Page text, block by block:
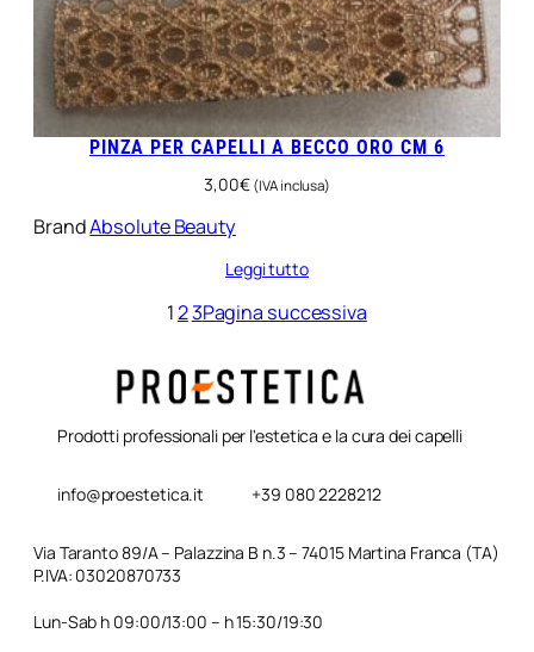
PINZA PER CAPELLI A BECCO ORO CM 6
3,00€ (IVA inclusa)
BrandAbsolute Beauty
Leggi tutto
123Pagina successiva
Prodotti professionali per l'estetica e la cura dei capelli
info@proestetica.it +39 080 2228212
Via Taranto 89/A – Palazzina B n.3 – 74015 Martina Franca (TA)
P.IVA: 03020870733
Lun-Sab h 09:00/13:00 – h 15:30/19:30